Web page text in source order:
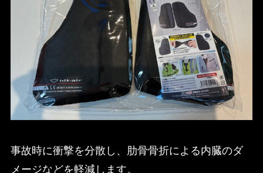
事故時に衝撃を分散し、肋骨骨折による内臓のダ
メージなどを軽減します。